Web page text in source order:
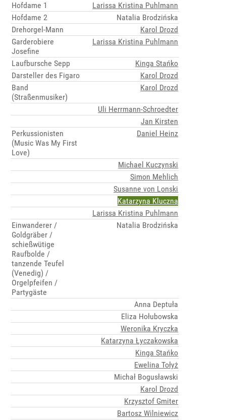
Hofdame 1
Larissa Kristina Puhlmann
Hofdame 2
Natalia Brodzińska
Drehorgel-Mann
Karol Drozd
Garderobiere
Josefine
Larissa Kristina Puhlmann
Laufbursche Sepp
Kinga Stańko
Darsteller des Figaro
Karol Drozd
Band
(Straßenmusiker)
Karol Drozd
Uli Herrmann-Schroedter
Jan Kirsten
Perkussionisten
(Music Was My First
Love)
Daniel Heinz
Michael Kuczynski
Simon Mehlich
Susanne von Lonski
Katarzyna Kluczna
Larissa Kristina Puhlmann
Einwanderer /
Goldgräber /
schießwütige
Raufbolde /
tanzende Teufel
(Venedig) /
Orgelpfeifen /
Partygäste
Natalia Brodzińska
Anna Deptuła
Eliza Hołubowska
Weronika Kryczka
Katarzyna Łyczakowska
Kinga Stańko
Ewelina Tołyż
Michał Bogusławski
Karol Drozd
Krzysztof Gmiter
Bartosz Wilniewicz